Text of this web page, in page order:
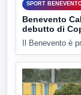
SPORT
Benevento
debutto di
Il Benevento è